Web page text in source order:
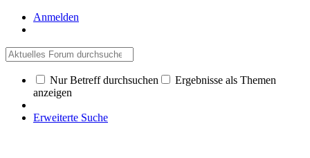
Anmelden
Nur Betreff durchsuchen
Ergebnisse als Themen
anzeigen
Erweiterte Suche